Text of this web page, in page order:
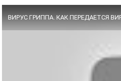
ВИРУС ГРИППА. КАК ПЕРЕДАЕТСЯ